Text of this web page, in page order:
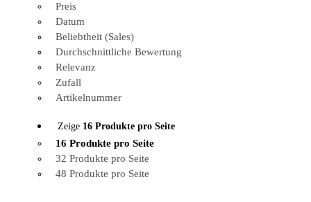
Preis
Datum
Beliebtheit (Sales)
Durchschnittliche Bewertung
Relevanz
Zufall
Artikelnummer
Zeige 16 Produkte pro Seite
16 Produkte pro Seite
32 Produkte pro Seite
48 Produkte pro Seite